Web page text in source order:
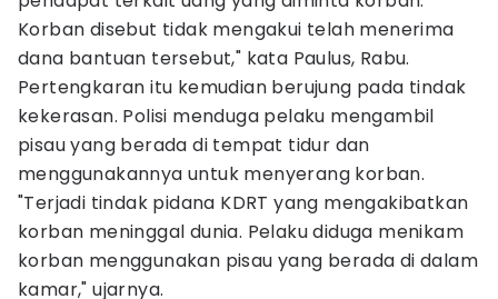
Korban disebut tidak mengakui telah menerima
dana bantuan tersebut," kata Paulus, Rabu.
Pertengkaran itu kemudian berujung pada tindak
kekerasan. Polisi menduga pelaku mengambil
pisau yang berada di tempat tidur dan
menggunakannya untuk menyerang korban.
"Terjadi tindak pidana KDRT yang mengakibatkan
korban meninggal dunia. Pelaku diduga menikam
korban menggunakan pisau yang berada di dalam
kamar," ujarnya.